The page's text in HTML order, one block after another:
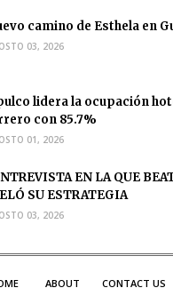
camino de Esthela en
03, 2026
lidera la ocupación
con 85.7%
01, 2026
EN LA QUE
SU ESTRATEGIA
03, 2026
ABOUT CONTACT US